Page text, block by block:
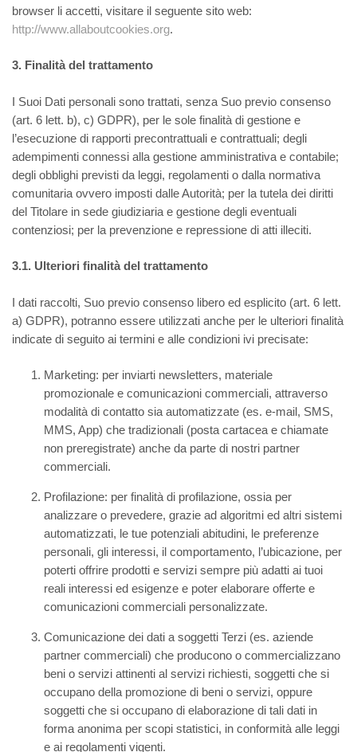
browser li accetti, visitare il seguente sito web:
http://www.allaboutcookies.org.
3. Finalità del trattamento
I Suoi Dati personali sono trattati, senza Suo previo consenso
(art. 6 lett. b), c) GDPR), per le sole finalità di gestione e
l’esecuzione di rapporti precontrattuali e contrattuali; degli
adempimenti connessi alla gestione amministrativa e contabile;
degli obblighi previsti da leggi, regolamenti o dalla normativa
comunitaria ovvero imposti dalle Autorità; per la tutela dei diritti
del Titolare in sede giudiziaria e gestione degli eventuali
contenziosi; per la prevenzione e repressione di atti illeciti.
3.1. Ulteriori finalità del trattamento
I dati raccolti, Suo previo consenso libero ed esplicito (art. 6 lett.
a) GDPR), potranno essere utilizzati anche per le ulteriori finalità
indicate di seguito ai termini e alle condizioni ivi precisate:
Marketing: per inviarti newsletters, materiale
promozionale e comunicazioni commerciali, attraverso
modalità di contatto sia automatizzate (es. e-mail, SMS,
MMS, App) che tradizionali (posta cartacea e chiamate
non preregistrate) anche da parte di nostri partner
commerciali.
Profilazione: per finalità di profilazione, ossia per
analizzare o prevedere, grazie ad algoritmi ed altri sistemi
automatizzati, le tue potenziali abitudini, le preferenze
personali, gli interessi, il comportamento, l’ubicazione, per
poterti offrire prodotti e servizi sempre più adatti ai tuoi
reali interessi ed esigenze e poter elaborare offerte e
comunicazioni commerciali personalizzate.
Comunicazione dei dati a soggetti Terzi (es. aziende
partner commerciali) che producono o commercializzano
beni o servizi attinenti al servizi richiesti, soggetti che si
occupano della promozione di beni o servizi, oppure
soggetti che si occupano di elaborazione di tali dati in
forma anonima per scopi statistici, in conformità alle leggi
e ai regolamenti vigenti.